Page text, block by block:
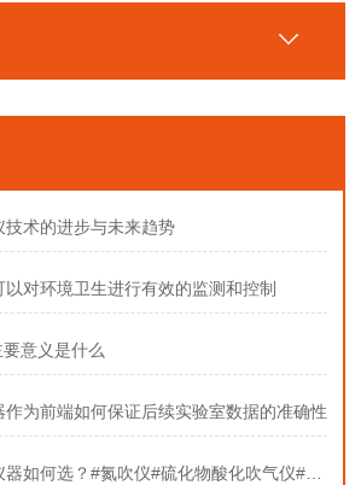
术的进步与未来趋势
对环境卫生进行有效的监测和控制
意义是什么
为前端如何保证后续实验室数据的准确性
实验室前处理高效仪器如何选？#氮吹仪#硫化物酸化吹气仪#固相萃取装置